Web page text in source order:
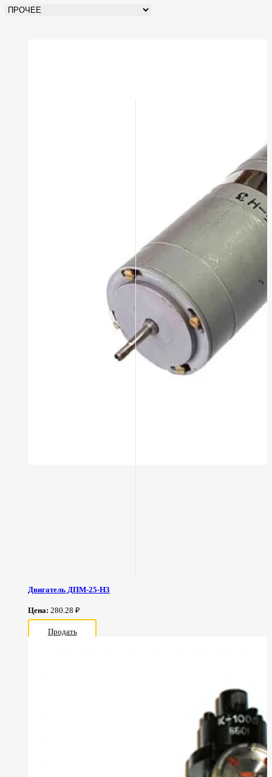
Двигатель ДПМ-25-Н3
Цена:280.28 ₽
Продать